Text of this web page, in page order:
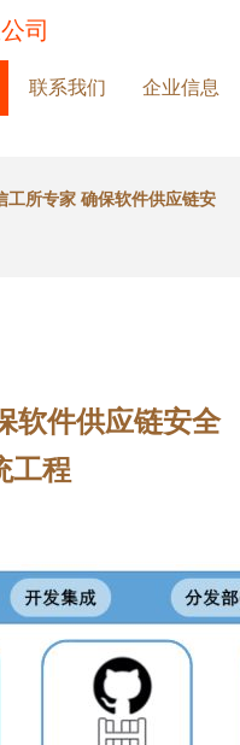
司
联系我们 企业信息
工所专家 确保软件供应链安
软件供应链安全
工程